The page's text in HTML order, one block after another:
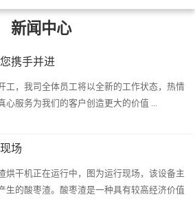
新闻中心
携手并进
工，我司全体员工将以全新的工作状态，热情
服务为我们的客户创造更大的价值 ...
场
烘干机正在运行中，图为运行现场，该设备主
生的酸枣渣。酸枣渣是一种具有较高经济价值